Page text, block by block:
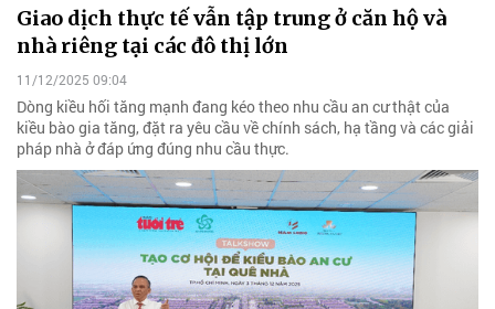
Giao dịch thực tế vẫn tập trung ở căn hộ và
nhà riêng tại các đô thị lớn
11/12/2025 09:04
Dòng kiều hối tăng mạnh đang kéo theo nhu cầu an cư thật của
kiều bào gia tăng, đặt ra yêu cầu về chính sách, hạ tầng và các giải
pháp nhà ở đáp ứng đúng nhu cầu thực.